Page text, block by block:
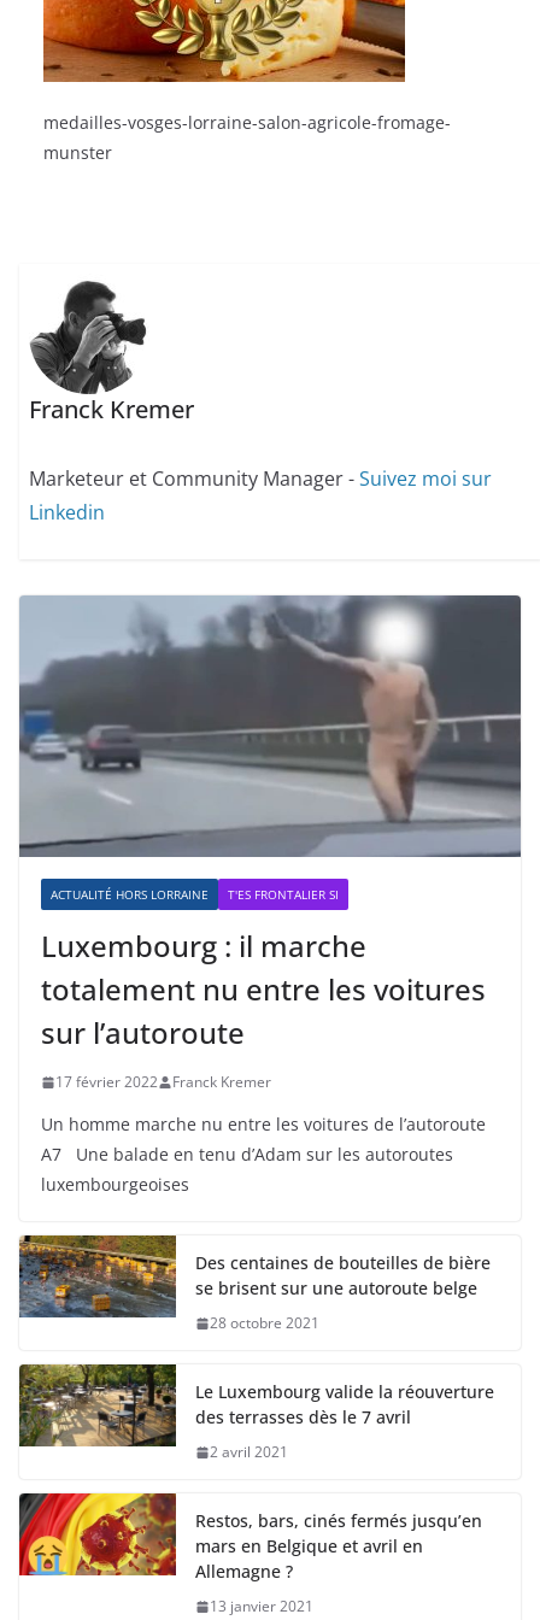
medailles-vosges-lorraine-salon-agricole-fromage-
munster
Franck Kremer
Marketeur et Community Manager -Suivez moi sur
Linkedin
ACTUALITÉ HORS LORRAINE T'ES FRONTALIER SI
Luxembourg : il marche
totalement nu entre les voitures
sur l’autoroute
17 février 2022 Franck Kremer
Un homme marche nu entre les voitures de l’autoroute
A7 Une balade en tenu d’Adam sur les autoroutes
luxembourgeoises
Des centaines de bouteilles de bière
se brisent sur une autoroute belge
28 octobre 2021
Le Luxembourg valide la réouverture
des terrasses dès le 7 avril
2 avril 2021
Restos, bars, cinés fermés jusqu’en
mars en Belgique et avril en
Allemagne ?
13 janvier 2021